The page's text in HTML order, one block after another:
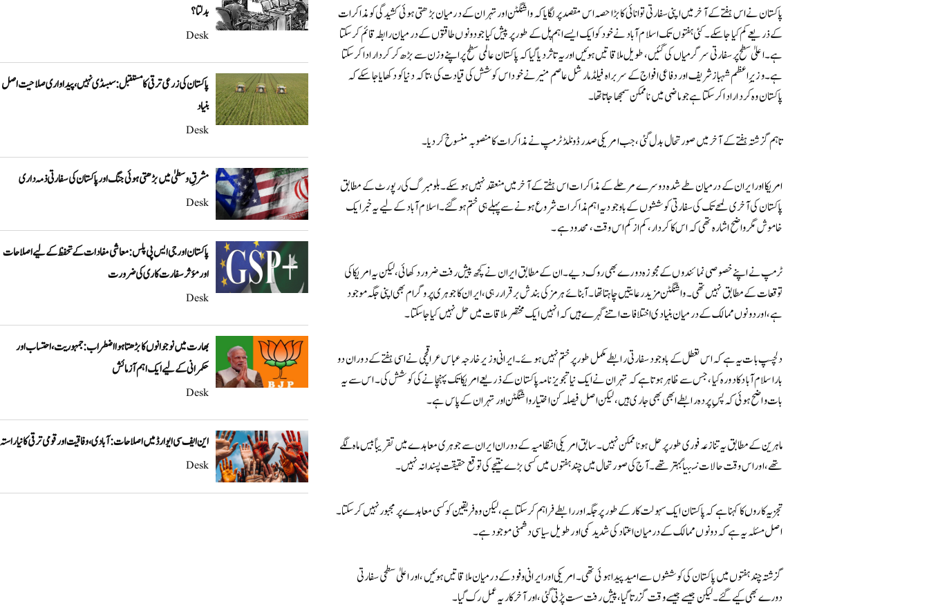
بدلتا؟
Desk
پاکستان کی زرعی ترقی کا مستقبل: سبسڈی نہیں، پیداواری صلاحیت اصل
بنیاد
Desk
مشرقِ وسطیٰ میں بڑھتی ہوئی جنگ اور پاکستان کی سفارتی ذمہ داری
Desk
پاکستان اور جی ایس پی پلس: معاشی مفادات کے تحفظ کے لیے اصلاحات
اور مؤثر سفارت کاری کی ضرورت
Desk
بھارت میں نوجوانوں کا بڑھتا ہوا اضطراب: جمہوریت، احتساب اور
حکمرانی کے لیے ایک اہم آزمائش
Desk
این ایف سی ایوارڈ میں اصلاحات: آبادی، وفاقیت اور قومی ترقی کا نیا راستہ
Desk
پاکستان نے اس ہفتے کے آخر میں اپنی سفارتی توانائی کا بڑا حصہ اس مقصد پر لگایا کہ واشنگٹن اور تہران کے درمیان بڑھتی ہوئی کشیدگی کو مذاکرات
کے ذریعے کم کیا جا سکے۔ کئی ہفتوں تک اسلام آباد نے خود کو ایک ایسے اہم پل کے طور پر پیش کیا جو دونوں طاقتوں کے درمیان رابطہ قائم کر سکتا
ہے۔ اعلیٰ سطح پر سفارتی سرگرمیاں کی گئیں، طویل ملاقاتیں ہوئیں اور یہ تاثر دیا گیا کہ پاکستان عالمی سطح پر اپنے وزن سے بڑھ کر کردار ادا کر سکتا
ہے۔ وزیرِاعظم شہباز شریف اور دفاعی افواج کے سربراہ فیلڈ مارشل عاصم منیر نے خود اس کوشش کی قیادت کی، تاکہ دنیا کو دکھایا جا سکے کہ
پاکستان وہ کردار ادا کر سکتا ہے جو ماضی میں ناممکن سمجھا جاتا تھا۔
تاہم گزشتہ ہفتے کے آخر میں صورتحال بدل گئی، جب امریکی صدر ڈونلڈ ٹرمپ نے مذاکرات کا منصوبہ منسوخ کر دیا۔
امریکا اور ایران کے درمیان طے شدہ دوسرے مرحلے کے مذاکرات اس ہفتے کے آخر میں منعقد نہیں ہو سکے۔ بلومبرگ کی رپورٹ کے مطابق
پاکستان کی آخری لمحے تک کی سفارتی کوششوں کے باوجود یہ اہم مذاکرات شروع ہونے سے پہلے ہی ختم ہو گئے۔ اسلام آباد کے لیے یہ خبر ایک
خاموش مگر واضح اشارہ تھی کہ اس کا کردار، کم از کم اس وقت، محدود ہے۔
ٹرمپ نے اپنے خصوصی نمائندوں کے مجوزہ دورے بھی روک دیے۔ ان کے مطابق ایران نے کچھ پیش رفت ضرور دکھائی، لیکن یہ امریکا کی
توقعات کے مطابق نہیں تھی۔ واشنگٹن مزید رعایتیں چاہتا تھا۔ آبنائے ہرمز کی بندش برقرار رہی، ایران کا جوہری پروگرام بھی اپنی جگہ موجود
ہے، اور دونوں ممالک کے درمیان بنیادی اختلافات اتنے گہرے ہیں کہ انہیں ایک مختصر ملاقات میں حل نہیں کیا جا سکتا۔
دلچسپ بات یہ ہے کہ اس تعطل کے باوجود سفارتی رابطے مکمل طور پر ختم نہیں ہوئے۔ ایرانی وزیر خارجہ عباس عراقچی نے اسی ہفتے کے دوران دو
بار اسلام آباد کا دورہ کیا، جس سے ظاہر ہوتا ہے کہ تہران نے ایک نیا تجویز نامہ پاکستان کے ذریعے امریکا تک پہنچانے کی کوشش کی۔ اس سے یہ
بات واضح ہوئی کہ پسِ پردہ رابطے ابھی بھی جاری ہیں، لیکن اصل فیصلہ کن اختیار واشنگٹن اور تہران کے پاس ہے۔
ماہرین کے مطابق یہ تنازعہ فوری طور پر حل ہونا ممکن نہیں۔ سابق امریکی انتظامیہ کے دوران ایران سے جوہری معاہدے میں تقریباً بیس ماہ لگے
تھے، اور اس وقت حالات نسبتاً بہتر تھے۔ آج کی صورتحال میں چند ہفتوں میں کسی بڑے نتیجے کی توقع حقیقت پسندانہ نہیں۔
تجزیہ کاروں کا کہنا ہے کہ پاکستان ایک سہولت کار کے طور پر جگہ اور رابطے فراہم کر سکتا ہے، لیکن وہ فریقین کو کسی معاہدے پر مجبور نہیں کر سکتا۔
اصل مسئلہ یہ ہے کہ دونوں ممالک کے درمیان اعتماد کی شدید کمی اور طویل سیاسی دشمنی موجود ہے۔
گزشتہ چند ہفتوں میں پاکستان کی کوششوں سے امید پیدا ہوئی تھی۔ امریکی اور ایرانی وفود کے درمیان ملاقاتیں ہوئیں، اور اعلیٰ سطحی سفارتی
دورے بھی کیے گئے۔ لیکن جیسے جیسے وقت گزرتا گیا، پیش رفت سست پڑتی گئی، اور آخرکار یہ عمل رک گیا۔